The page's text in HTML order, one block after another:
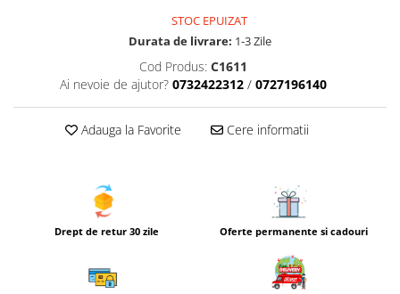
STOC EPUIZAT
Durata de livrare: 1-3 Zile
Cod Produs: C1611
Ai nevoie de ajutor? 0732422312 / 0727196140
Adauga la Favorite Cere informatii
Drept de retur 30 zile Oferte permanente si cadouri